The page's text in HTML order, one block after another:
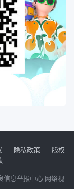
隐私政策
版权
信息举报中心 网络视